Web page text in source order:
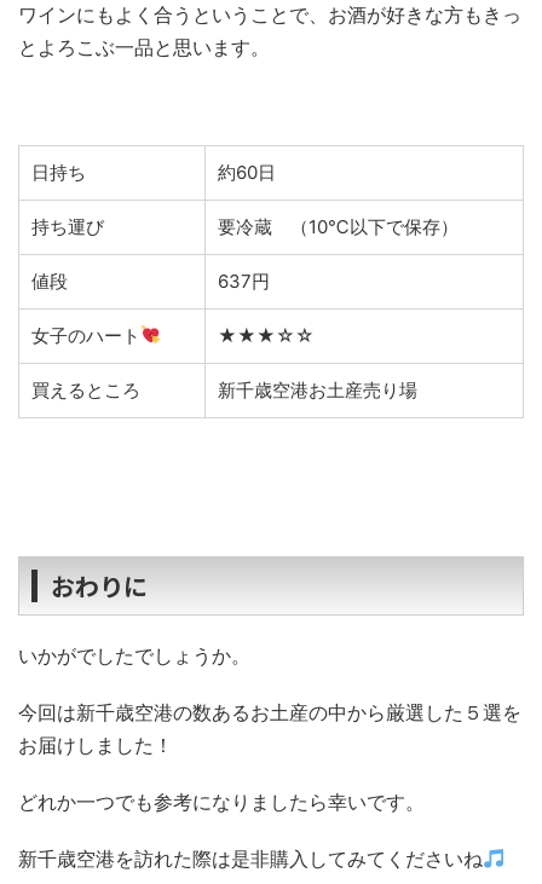
ワインにもよく合うということで、お酒が好きな方もきっ
とよろこぶ一品と思います。
日持ち 約60日
持ち運び 要冷蔵 （10℃以下で保存）
値段 637円
女子のハート ★★★☆☆
買えるところ 新千歳空港お土産売り場
おわりに
いかがでしたでしょうか。
今回は新千歳空港の数あるお土産の中から厳選した５選を
お届けしました！
どれか一つでも参考になりましたら幸いです。
新千歳空港を訪れた際は是非購入してみてくださいね